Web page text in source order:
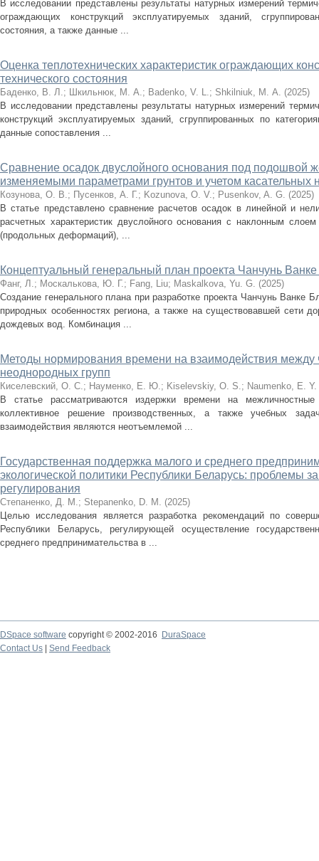
В исследовании представлены результаты натурных измерений
ограждающих конструкций эксплуатируемых зданий,
состояния, а также данные ...
Оценка теплотехнических характеристик ограждающих
технического состояния
Баденко, В. Л.; Шкильнюк, М. А.; Badenko, V. L.; Shkilniuk, М. A. (2025)
В исследовании представлены результаты натурных измерений
конструкций эксплуатируемых зданий, сгруппированных по
данные сопоставления ...
Сравнение осадок двуслойного основания под подошвой
изменяемыми параметрами грунтов и учетом
Козунова, О. В.; Пусенков, А. Г.; Kozunova, O. V.; Pusenkov, A. G. (2025)
В статье представлено сравнение расчетов осадок в линейной и
расчетных характеристик двуслойного основания с наклонным
(продольных деформаций), ...
Концептуальный генеральный план проекта Чанчунь
Фанг, Л.; Москалькова, Ю. Г.; Fang, Liu; Maskalkova, Yu. G. (2025)
Создание генерального плана при разработке проекта Чанчунь Ванке
природных особенностях региона, а также на существовавшей сети
дождевых вод. Комбинация ...
Методы нормирования времени на взаимодействия
неоднородных групп
Киселевский, О. С.; Науменко, Е. Ю.; Kiselevskiy, O. S.; Naumenko, E. Y.
В статье рассматриваются издержки времени на межличностные
коллективное решение производственных, а также учебных
взаимодействия являются неотъемлемой ...
Государственная поддержка малого и среднего
экологической политики Республики Беларусь: проблемы
регулирования
Степаненко, Д. М.; Stepanenko, D. M. (2025)
Целью исследования является разработка рекомендаций по
Республики Беларусь, регулирующей осуществление
среднего предпринимательства в ...
DSpace software copyright © 2002-2016
DuraSpace
Contact Us
Send Feedback